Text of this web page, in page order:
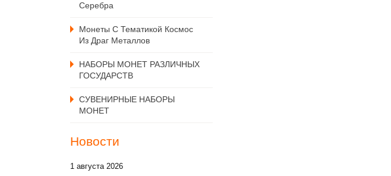
Серебра
Монеты С Тематикой Космос
Из Драг Металлов
НАБОРЫ МОНЕТ РАЗЛИЧНЫХ
ГОСУДАРСТВ
СУВЕНИРНЫЕ НАБОРЫ
МОНЕТ
Новости
1 августа 2026